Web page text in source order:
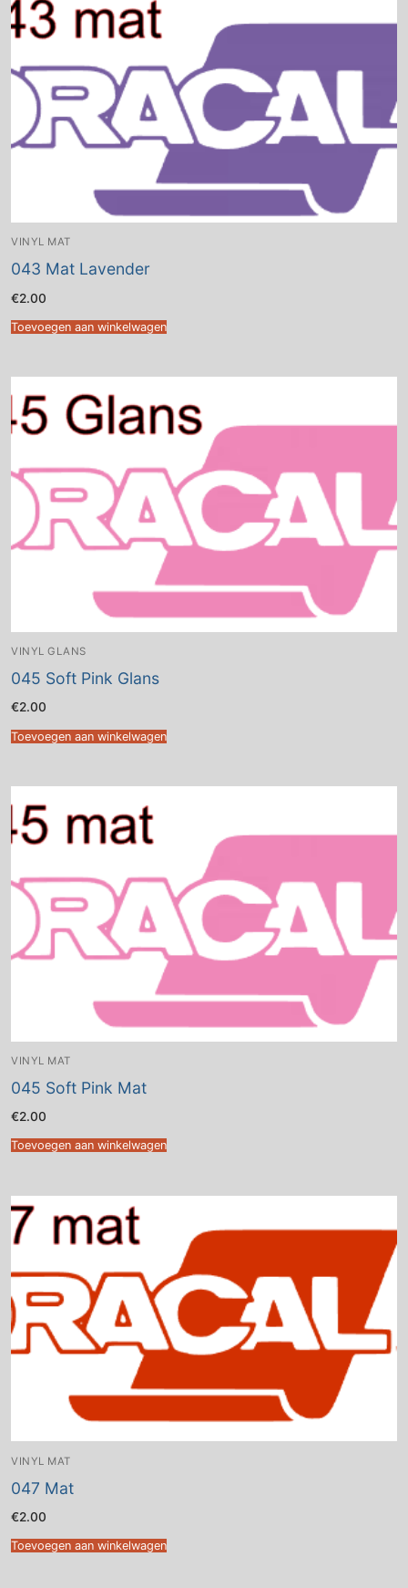
VINYL MAT
043 Mat Lavender
€2.00
Toevoegen aan winkelwagen
VINYL GLANS
045 Soft Pink Glans
€2.00
Toevoegen aan winkelwagen
VINYL MAT
045 Soft Pink Mat
€2.00
Toevoegen aan winkelwagen
VINYL MAT
047 Mat
€2.00
Toevoegen aan winkelwagen